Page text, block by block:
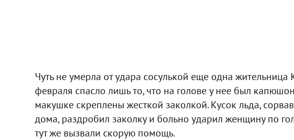
Чуть не умерла от удара сосулькой еще одна
февраля спасло лишь то, что на голове у нее был
макушке скреплены жесткой заколкой. Кусок льда,
дома, раздробил заколку и больно ударил женщину по
тут же вызвали скорую помощь.